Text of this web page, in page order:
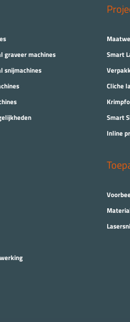
graveer machines
snijmachines
Smart
Cliche
Smart
Inline